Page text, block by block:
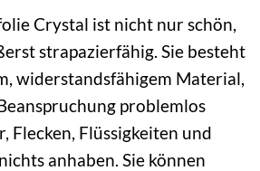
Crystal ist nicht nur schön,
strapazierfähig. Sie besteht
widerstandsfähigem Material,
problemlos
Flecken, Flüssigkeiten und
anhaben. Sie können